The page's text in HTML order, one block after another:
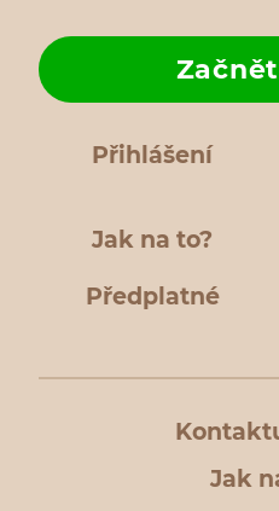
Přihlášení
Jak na to?
Předplatné
Jak